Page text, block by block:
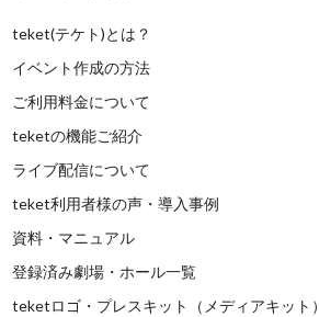
teket(テケト)とは？
イベント作成の方法
ご利用料金について
teketの機能ご紹介
ライブ配信について
teket利用者様の声・導入事例
資料・マニュアル
登録済み劇場・ホール一覧
teketロゴ・プレスキット（メディアキット）